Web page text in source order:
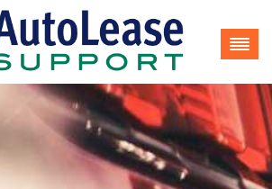
info@autoleasesupport.nl